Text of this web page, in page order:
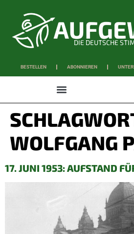
DIE DEUTSCHE
BESTELLEN ABONNIEREN
WOLFGANG
17. JUNI 1953: AUFSTAND